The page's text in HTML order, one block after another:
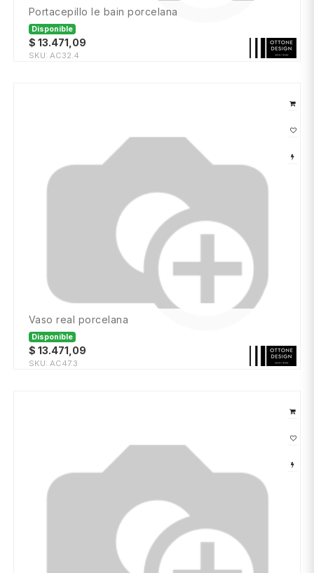
portacepillo le bain porcelana
Disponible
$ 13.471,09
SKU: AC32.4
vaso real porcelana
Disponible
$ 13.471,09
SKU: AC47.3